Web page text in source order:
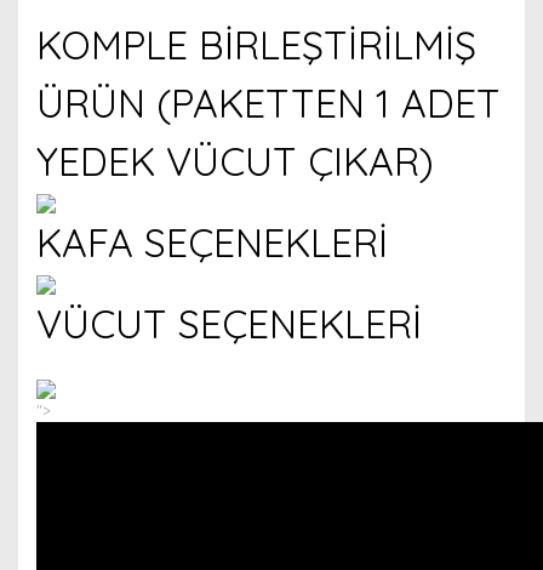
KOMPLE BİRLEŞTİRİLMİŞ
ÜRÜN (PAKETTEN 1 ADET
YEDEK VÜCUT ÇIKAR)
KAFA SEÇENEKLERİ
VÜCUT SEÇENEKLERİ
">